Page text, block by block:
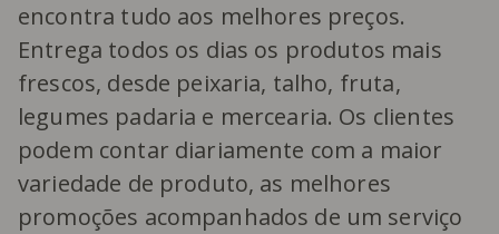
encontra tudo aos melhores preços.
Entrega todos os dias os produtos mais
frescos, desde peixaria, talho, fruta,
legumes padaria e mercearia. Os clientes
podem contar diariamente com a maior
variedade de produto, as melhores
promoções acompanhados de um serviço